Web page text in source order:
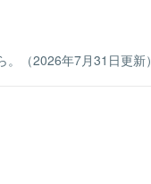
（2026年7月31日更新）